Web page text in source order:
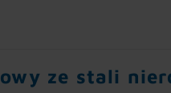
ze stali